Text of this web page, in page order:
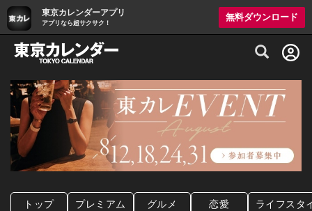
東京カレンダーアプリ
アプリなら超サクサク！
無料ダウンロード
グルメ情報・プレミアムレストラン予約
トップ プレミアム グルメ 恋愛 ライフスタ